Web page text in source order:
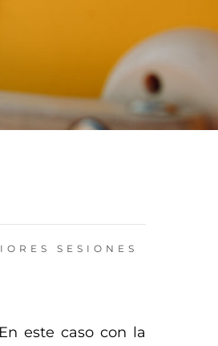
SESIONES
En este caso con la